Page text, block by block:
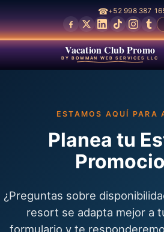
☎+52 998 387
Vacation Club Promo
BY BOWMAN WEB SERVICES LLC
ESTAMOS AQUÍ PARA
Planea tu
¿Preguntas sobre
resort se adapta mejor a
formulario y te